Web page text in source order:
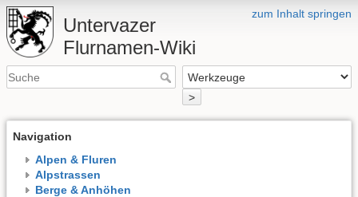
zum Inhalt springen
Untervazer
Flurnamen-Wiki
>
Navigation
Alpen & Fluren
Alpstrassen
Berge & Anhöhen